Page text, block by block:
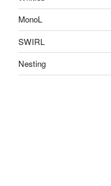
MonoL
SWIRL
Nesting